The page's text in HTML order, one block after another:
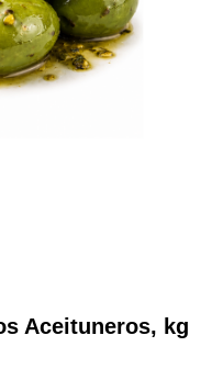
Aceituneros, kg